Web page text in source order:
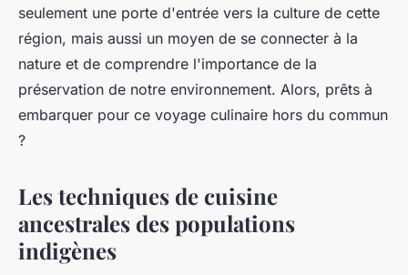
seulement une porte d'entrée vers la culture de cette
région, mais aussi un moyen de se connecter à la
nature et de comprendre l'importance de la
préservation de notre environnement. Alors, prêts à
embarquer pour ce voyage culinaire hors du commun
?
Les techniques de cuisine
ancestrales des populations
indigènes